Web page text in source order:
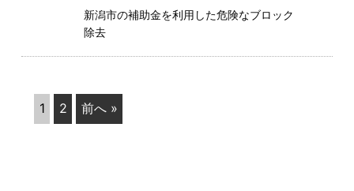
新潟市の補助金を利用した危険なブロック
除去
1 2 前へ »